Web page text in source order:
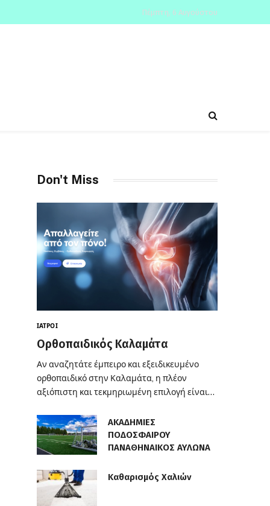
Πέμπτη, 6 Αυγούστου
Don't Miss
ΙΑΤΡΟΊ
Ορθοπαιδικός Καλαμάτα
Αν αναζητάτε έμπειρο και εξειδικευμένο
ορθοπαιδικό στην Καλαμάτα, η πλέον
αξιόπιστη και τεκμηριωμένη επιλογή είναι…
ΑΚΑΔΗΜΙΕΣ
ΠΟΔΟΣΦΑΙΡΟΥ
ΠΑΝΑΘΗΝΑΙΚΟΣ ΑΥΛΩΝΑ
Καθαρισμός Χαλιών